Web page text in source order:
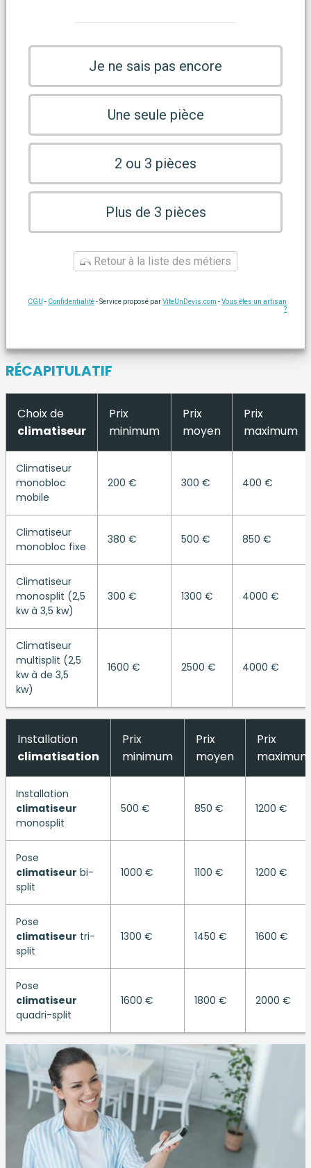
Je ne sais pas encore
Une seule pièce
2 ou 3 pièces
Plus de 3 pièces
Retour à la liste des métiers
CGU - Confidentialité- Service proposé parViteUnDevis.com -Vous êtes un artisan
?
RÉCAPITULATIF
Choix de
climatiseur
Prix
minimum
Prix
moyen
Prix
maximum
Climatiseur
monobloc
mobile
200 € 300 € 400 €
Climatiseur
monobloc fixe
380 € 500 € 850 €
Climatiseur
monosplit (2,5
kw à 3,5 kw)
300 € 1300 € 4000 €
Climatiseur
multisplit (2,5
kw à de 3,5
kw)
1600 € 2500 € 4000 €
Installation
climatisation
Prix
minimum
Prix
moyen
Prix
maximum
Installation
climatiseur
monosplit
500 € 850 € 1200 €
Pose
climatiseur bi-
split
1000 € 1100 € 1200 €
Pose
climatiseur tri-
split
1300 € 1450 € 1600 €
Pose
climatiseur
quadri-split
1600 € 1800 € 2000 €